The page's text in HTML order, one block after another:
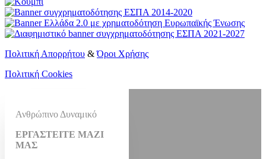
Πολιτική Απορρήτου &Όροι Χρήσης
Πολιτική Cookies
Ανθρώπινο Δυναμικό
ΕΡΓΑΣΤΕΙΤΕ ΜΑΖΙ
ΜΑΣ